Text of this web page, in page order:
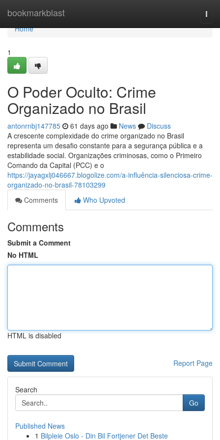
bookmarkblast
Home
Home
1
O Poder Oculto: Crime
Organizado no Brasil
antonrnbj147785 61 days ago News
Discuss
A crescente complexidade do crime organizado no Brasil
representa um desafio constante para a segurança pública e a
estabilidade social. Organizações criminosas, como o Primeiro
Comando da Capital (PCC) e o
https://jayagxlj046667.blogolize.com/a-influência-silenciosa-crime-
organizado-no-brasil-78103299
Comments
Who Upvoted
Comments
Submit a Comment
No HTML
HTML is disabled
Report Page
Search
Go
Published News
1 Bilpleie Oslo - Din Bil Fortjener Det Beste